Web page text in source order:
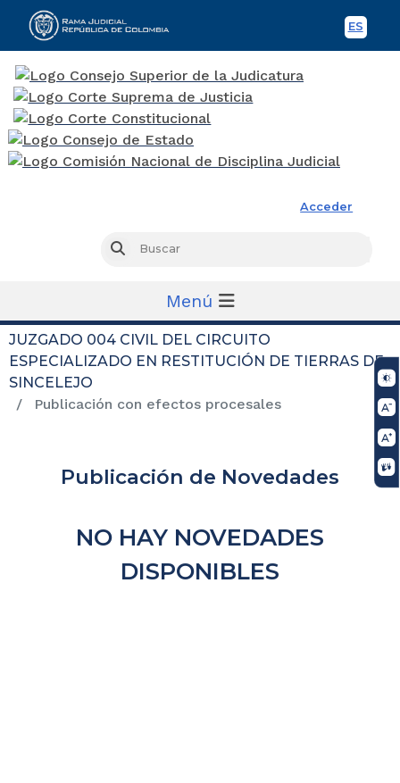
ES
Acceder
Buscar
Menú
JUZGADO 004 CIVIL DEL CIRCUITO
ESPECIALIZADO EN RESTITUCIÓN DE TIERRAS DE
SINCELEJO
Publicación con efectos procesales
Publicación de Novedades
NO HAY NOVEDADES
DISPONIBLES